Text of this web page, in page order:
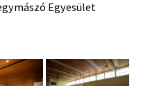
Egyesület